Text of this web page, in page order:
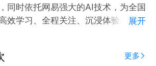
同时依托网易强大的AI技术，为全国
效学习、全程关注、沉浸体验的提升
高中名师】
展开
更多